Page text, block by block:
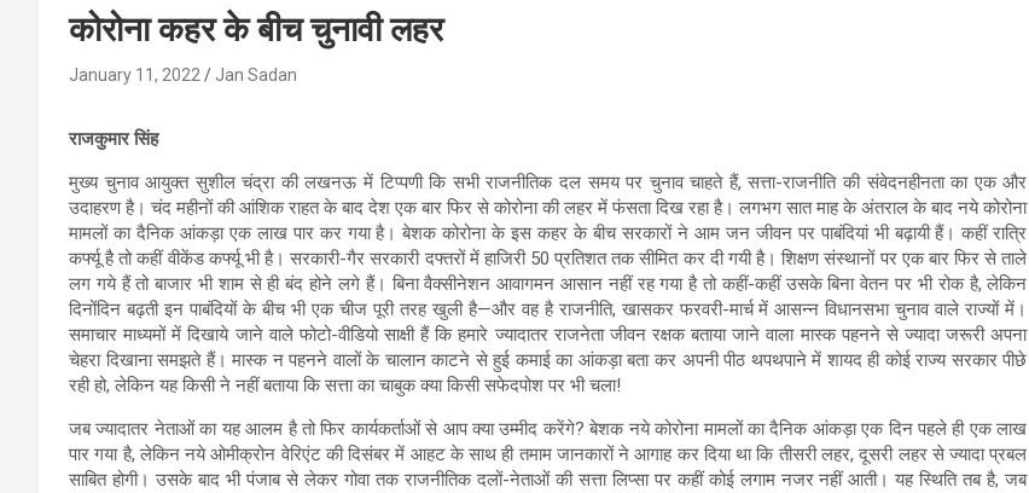
कोरोना कहर के बीच चुनावी लहर
January 11, 2022 Jan Sadan
राजकुमार सिंह
मुख्य चुनाव आयुक्त सुशील चंद्रा की लखनऊ में टिप्पणी कि सभी राजनीतिक दल समय पर चुनाव चाहते हैं, सत्ता-राजनीति की संवेदनहीनता का एक और
उदाहरण है। चंद महीनों की आंशिक राहत के बाद देश एक बार फिर से कोरोना की लहर में फंसता दिख रहा है। लगभग सात माह के अंतराल के बाद नये कोरोना
मामलों का दैनिक आंकड़ा एक लाख पार कर गया है। बेशक कोरोना के इस कहर के बीच सरकारों ने आम जन जीवन पर पाबंदियां भी बढ़ायी हैं। कहीं रात्रि
कर्फ्यू है तो कहीं वीकेंड कर्फ्यू भी है। सरकारी-गैर सरकारी दफ्तरों में हाजिरी 50 प्रतिशत तक सीमित कर दी गयी है। शिक्षण संस्थानों पर एक बार फिर से ताले
लग गये हैं तो बाजार भी शाम से ही बंद होने लगे हैं। बिना वैक्सीनेशन आवागमन आसान नहीं रह गया है तो कहीं-कहीं उसके बिना वेतन पर भी रोक है, लेकिन
दिनोंदिन बढ़ती इन पाबंदियों के बीच भी एक चीज पूरी तरह खुली है—और वह है राजनीति, खासकर फरवरी-मार्च में आसन्न विधानसभा चुनाव वाले राज्यों में।
समाचार माध्यमों में दिखाये जाने वाले फोटो-वीडियो साक्षी हैं कि हमारे ज्यादातर राजनेता जीवन रक्षक बताया जाने वाला मास्क पहनने से ज्यादा जरूरी अपना
चेहरा दिखाना समझते हैं। मास्क न पहनने वालों के चालान काटने से हुई कमाई का आंकड़ा बता कर अपनी पीठ थपथपाने में शायद ही कोई राज्य सरकार पीछे
रही हो, लेकिन यह किसी ने नहीं बताया कि सत्ता का चाबुक क्या किसी सफेदपोश पर भी चला!
जब ज्यादातर नेताओं का यह आलम है तो फिर कार्यकर्ताओं से आप क्या उम्मीद करेंगे? बेशक नये कोरोना मामलों का दैनिक आंकड़ा एक दिन पहले ही एक लाख
पार गया है, लेकिन नये ओमीक्रोन वेरिएंट की दिसंबर में आहट के साथ ही तमाम जानकारों ने आगाह कर दिया था कि तीसरी लहर, दूसरी लहर से ज्यादा प्रबल
साबित होगी। उसके बाद भी पंजाब से लेकर गोवा तक राजनीतिक दलों-नेताओं की सत्ता लिप्सा पर कहीं कोई लगाम नजर नहीं आती। यह स्थिति तब है, जब